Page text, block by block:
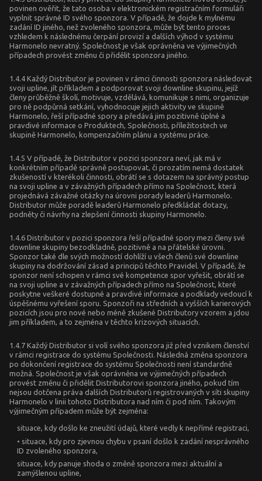
povinen ověřit, že tato osoba v elektronickém registračním formuláři
vyplnit správné ID svého sponzora. V případě, že dojde k mylnému
zadání ID jiného, než zvoleného sponzora, může být tento proces
vzhledem k následnému čerpání provizí a dalších výhod v systému
Harmonelo nevratný. Společnost je však oprávněna ve výjimečných
případech provést změnu či přidělit sponzora jiného.
1.4.4 Každý Distributor je povinen v rámci činnosti sponzora následovat
svoji upline, jít příkladem a podporovat svoji downline skupinu, jejíž
členy průběžně školí, motivuje, vzdělává, komunikuje s nimi, organizuje
pro ně podpůrná setkání, vyhodnocuje jejich aktivity ve skupině
Harmonelo, řeší případné spory a předává jim pozitivně úplné a
pravdivé informace o Produktech, Společnosti, příležitostech ve
skupině Harmonelo, kompenzačním plánu a systému práce.
1.4.5 V případě, že Distributor v pozici sponzora neví, jak má v
konkrétním případě správně postupovat, či prozatím nemá dostatek
zkušeností v kterékoli činnosti, obrátí se s dotazem na správný postup
na svoji upline a v závažných případech přímo na Společnost, která
projednává závažné otázky na úrovni porady leaderů Harmonelo.
Distributor může poradě leaderů Harmonelo předkládat dotazy,
podněty či návrhy na zlepšení činnosti skupiny Harmonelo.
1.4.6 Distributor v pozici sponzora řeší případné spory mezi členy své
downline skupiny bezodkladně, pozitivně a na přátelské úrovni.
Sponzor také dle svých možností dohlíží u všech členů své downline
skupiny na dodržování zásad a principů těchto Pravidel. V případě, že
sponzor není schopen v rámci své kompetence spor vyřešit, obrátí se
na svoji upline a v závažných případech přímo na Společnost, které
poskytne veškeré dostupné a pravdivé informace a podklady vedoucí k
úspěšnému vyřešení sporu. Sponzoři na středních a vyšších karierových
pozicích jsou pro nové nebo méně zkušené Distributory vzorem a jdou
jim příkladem, a to zejména v těchto krizových situacích.
1.4.7 Každý Distributor si volí svého sponzora již před vznikem členství
v rámci registrace do systému Společnosti. Následná změna sponzora
po dokončení registrace do systému Společnosti není standardně
možná. Společnost je však oprávněna ve výjimečných případech
provést změnu či přidělit Distributorovi sponzora jiného, pokud tím
nejsou dotčena práva dalších Distributorů registrovaných v síti skupiny
Harmonelo v linii tohoto Distributora nad ním či pod ním. Takovým
výjimečným případem může být zejména:
situace, kdy došlo ke zneužití údajů, které vedly k nepřímé registraci,
• situace, kdy pro zjevnou chybu v psaní došlo k zadání nesprávného
ID zvoleného sponzora,
situace, kdy panuje shoda o změně sponzora mezi aktuální a
zamýšlenou upline,